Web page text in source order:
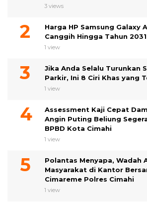
3 views
Harga HP Samsung Galaxy
Canggih Hingga Tahun 2031
1 view
Jika Anda Selalu Turunkan
Parkir, Ini 8 Ciri Khas yang
1 view
Assessment Kaji Cepat
Angin Puting Beliung
BPBD Kota Cimahi
1 view
Polantas Menyapa, Wadah
Masyarakat di Kantor
Cimareme Polres Cimahi
1 view